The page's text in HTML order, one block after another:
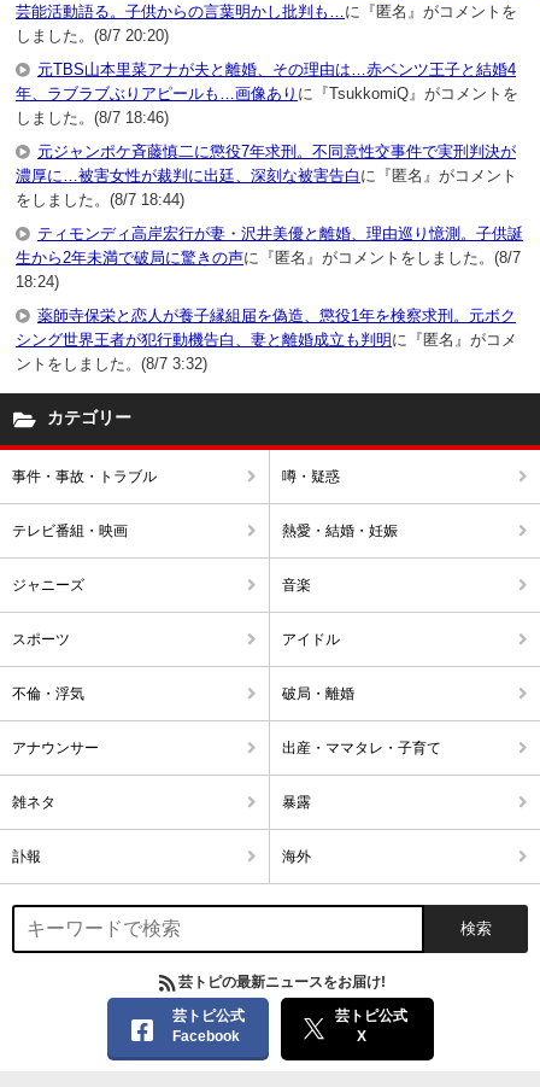
芸能活動語る。子供からの言葉明かし批判も… に『匿名』がコメントを
しました。(8/7 20:20)
元TBS山本里菜アナが夫と離婚、その理由は…赤ベンツ王子と結婚4
年、ラブラブぶりアピールも…画像あり に『TsukkomiQ』がコメントを
しました。(8/7 18:46)
元ジャンポケ斉藤慎二に懲役7年求刑。不同意性交事件で実刑判決が
濃厚に…被害女性が裁判に出廷、深刻な被害告白 に『匿名』がコメント
をしました。(8/7 18:44)
ティモンディ高岸宏行が妻・沢井美優と離婚、理由巡り憶測。子供誕
生から2年未満で破局に驚きの声に『匿名』がコメントをしました。(8/7
18:24)
薬師寺保栄と恋人が養子縁組届を偽造、懲役1年を検察求刑。元ボク
シング世界王者が犯行動機告白、妻と離婚成立も判明 に『匿名』がコメ
ントをしました。(8/7 3:32)
カテゴリー
事件・事故・トラブル 噂・疑惑
テレビ番組・映画 熱愛・結婚・妊娠
ジャニーズ 音楽
スポーツ アイドル
不倫・浮気 破局・離婚
アナウンサー 出産・ママタレ・子育て
雑ネタ 暴露
訃報 海外
芸トピの最新ニュースをお届け!
芸トピ公式
Facebook
芸トピ公式
X